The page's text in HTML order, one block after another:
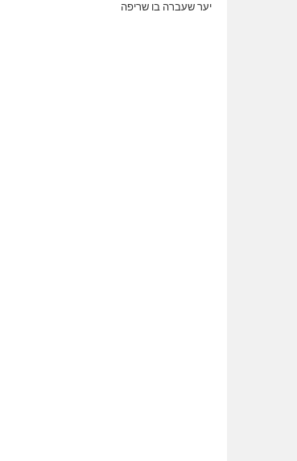
יער שעברה בו שריפה